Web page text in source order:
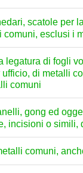
scatole per
comuni, esclusi i
legatura di fogli
di metalli
comuni
gong ed
incisioni o
comuni,